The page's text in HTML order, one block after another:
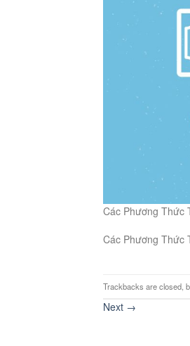
Các Phương Thức
Các Phương Thức
Trackbacks are closed,
Next →